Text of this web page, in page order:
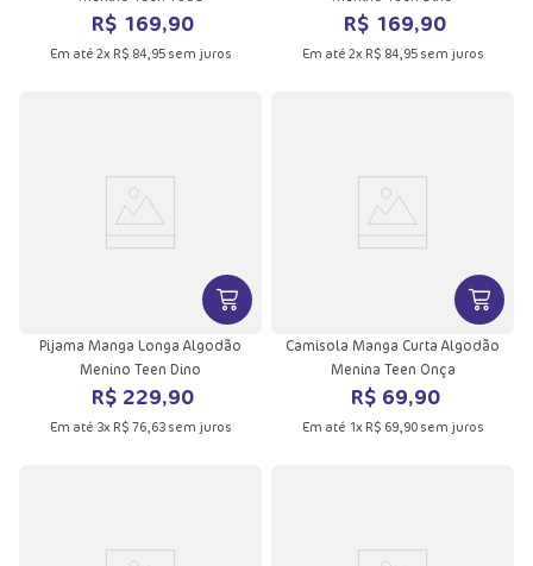
R$ 169,90
Em até 2x R$ 84,95sem juros
R$ 169,90
Em até 2x R$ 84,95sem juros
VER MAIS INFORMAÇÕES DO
Pijama Manga Longa Algodão
Menino Teen Dino
R$ 229,90
Em até 3x R$ 76,63sem juros
VER
Camisola Manga Curta Algodão
Menina Teen Onça
R$ 69,90
Em até 1x R$ 69,90sem juros